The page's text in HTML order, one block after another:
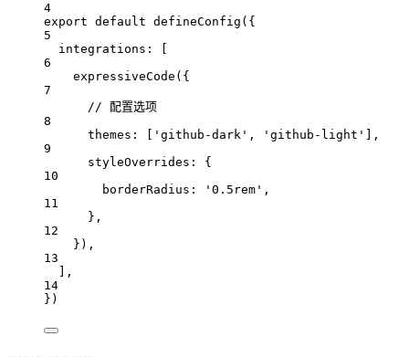
4
export default defineConfig ({
5
integrations :
6
expressiveCode ({
7
// 配置选项
8
themes : 'github-dark' , 'github-light'
],
9
styleOverrides :
{
10
borderRadius : '0.5rem' ,
11
},
12
}),
13
],
14
})